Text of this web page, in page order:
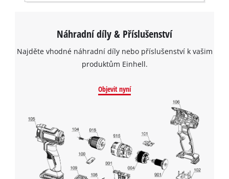
Náhradní díly & Příslušenství
Najděte vhodné náhradní díly nebo příslušenství k vašim
produktům Einhell.
Objevit nyní